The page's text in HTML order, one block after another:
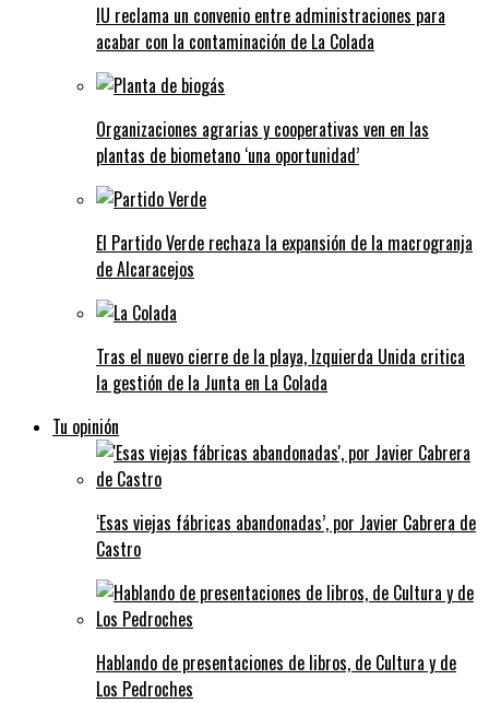
IU reclama un convenio entre administraciones para
acabar con la contaminación de La Colada
Organizaciones agrarias y cooperativas ven en las
plantas de biometano ‘una oportunidad’
El Partido Verde rechaza la expansión de la macrogranja
de Alcaracejos
Tras el nuevo cierre de la playa, Izquierda Unida critica
la gestión de la Junta en La Colada
Tu opinión
‘Esas viejas fábricas abandonadas’, por Javier Cabrera de
Castro
Hablando de presentaciones de libros, de Cultura y de
Los Pedroches